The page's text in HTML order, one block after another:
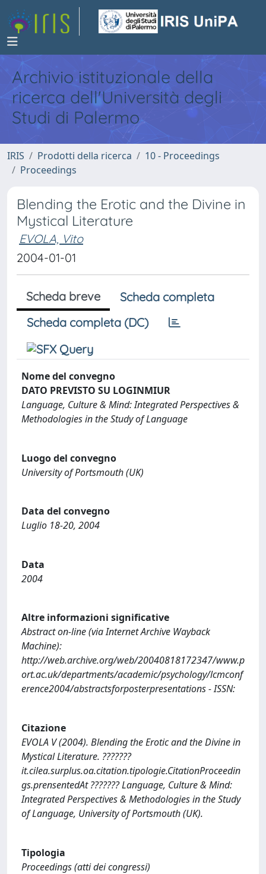
Archivio istituzionale della
ricerca dell'Università degli
Studi di Palermo
IRIS Prodotti della ricerca
10 - Proceedings
Proceedings
Blending the Erotic and the Divine in
Mystical Literature
EVOLA, Vito
2004-01-01
Scheda breve
Scheda completa
Scheda completa (DC)
Nome del convegno
DATO PREVISTO SU LOGINMIUR
Language, Culture & Mind: Integrated Perspectives &
Methodologies in the Study of Language
Luogo del convegno
University of Portsmouth (UK)
Data del convegno
Luglio 18-20, 2004
Data
2004
Altre informazioni significative
Abstract on-line (via Internet Archive Wayback
Machine):
http://web.archive.org/web/20040818172347/www.p
ort.ac.uk/departments/academic/psychology/lcmconf
erence2004/abstractsforposterpresentations - ISSN:
Citazione
EVOLA V (2004). Blending the Erotic and the Divine in
Mystical Literature. ???????
it.cilea.surplus.oa.citation.tipologie.CitationProceedin
gs.prensentedAt ??????? Language, Culture & Mind:
Integrated Perspectives & Methodologies in the Study
of Language, University of Portsmouth (UK).
Tipologia
Proceedings (atti dei congressi)